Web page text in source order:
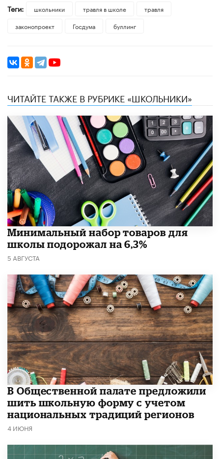
Теги:
школьники травля в школе
травля
законопроект
Госдума буллинг
ЧИТАЙТЕ ТАКЖЕ В РУБРИКЕ «ШКОЛЬНИКИ»
Минимальный набор товаров для
школы подорожал на 6,3%
5 АВГУСТА
В Общественной палате предложили
шить школьную форму с учетом
национальных традиций регионов
4 ИЮНЯ